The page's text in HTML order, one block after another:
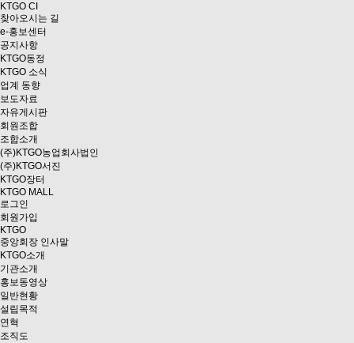
KTGO CI
찾아오시는 길
e-홍보센터
공지사항
KTGO동정
KTGO 소식
업계 동향
보도자료
자유게시판
회원조합
조합소개
(주)KTGO농업회사법인
(주)KTGO서진
KTGO장터
KTGO MALL
로그인
회원가입
KTGO
중앙회장 인사말
KTGO소개
기관소개
홍보동영상
일반현황
설립목적
연혁
조직도